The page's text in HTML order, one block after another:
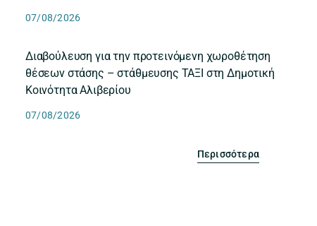
07/08/2026
Διαβούλευση για την προτεινόμενη χωροθέτηση
θέσεων στάσης – στάθμευσης ΤΑΞΙ στη Δημοτική
Κοινότητα Αλιβερίου
07/08/2026
Περισσότερα